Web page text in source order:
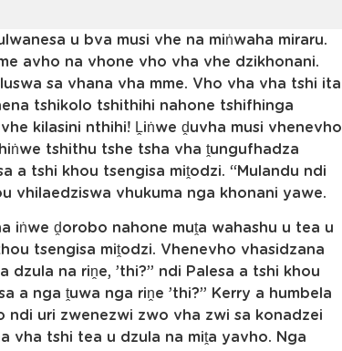
u bva musi vhe na miṅwaha miraru.
avho na vhone vho vha vhe dzikhonani.
sa vhana vha mme. Vho vha vha tshi ita
tshikolo tshithihi nahone tshifhinga
kilasini nthihi! Ḽiṅwe ḓuvha musi vhenevho
tshithu tshe tsha vha ṱungufhadza
a tshi khou tsengisa miṱodzi. “Mulandu ndi
vhilaedziswa vhukuma nga khonani yawe.
iṅwe ḓorobo nahone muṱa wahashu u tea u
tsengisa miṱodzi. Vhenevho vhasidzana
dzula na riṋe, ’thi?” ndi Palesa a tshi khou
a nga ṱuwa nga riṋe ’thi?” Kerry a humbela
ndi uri zwenezwi zwo vha zwi sa konadzei
vha tshi tea u dzula na miṱa yavho. Nga